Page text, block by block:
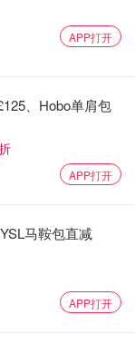
APP打开
、Hobo单肩包
APP打开
马鞍包直减
APP打开